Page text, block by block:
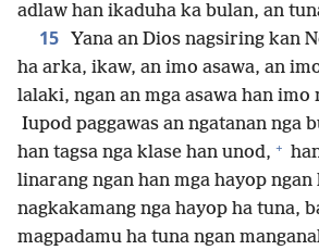
adlaw han ikaduha ka bulan, an
15 Yana an Dios nagsiring kan
ha arka, ikaw, an imo asawa, an
lalaki, ngan an mga asawa han imo
Iupod paggawas an ngatanan nga
han tagsa nga klase han unod, +
linarang ngan han mga hayop ngan
nagkakamang nga hayop ha tuna,
magpadamu ha tuna ngan